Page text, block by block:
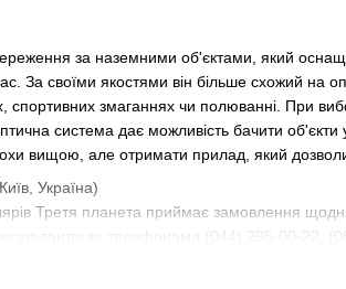
за наземними об'єктами, який
За своїми якостями він більше схожий на
змаганнях чи полюванні. При
система дає можливість бачити об'єкти
вищою, але отримати прилад, який
Україна)
Третя планета приймає замовлення
за телефонами (044) 295-00-22,